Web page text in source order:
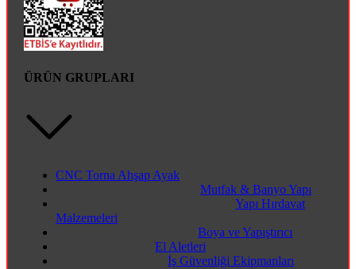
ÜRÜN GRUPLARI
CNC Torna Ahşap Ayak
Mutfak & Banyo Yapı
Yapı Hırdavat
Malzemeleri
Boya ve Yapıştırıcı
El Aletleri
İş Güvenliği Ekipmanları